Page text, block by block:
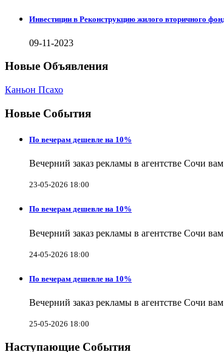
Инвестиции в Реконструкцию жилого вторичного
09-11-2023
Новые Объявления
Каньон Псахо
Новые События
По вечерам дешевле на 10%
Вечерний заказ рекламы в агентстве Сочи
23-05-2026 18:00
По вечерам дешевле на 10%
Вечерний заказ рекламы в агентстве Сочи
24-05-2026 18:00
По вечерам дешевле на 10%
Вечерний заказ рекламы в агентстве Сочи
25-05-2026 18:00
Наступающие События